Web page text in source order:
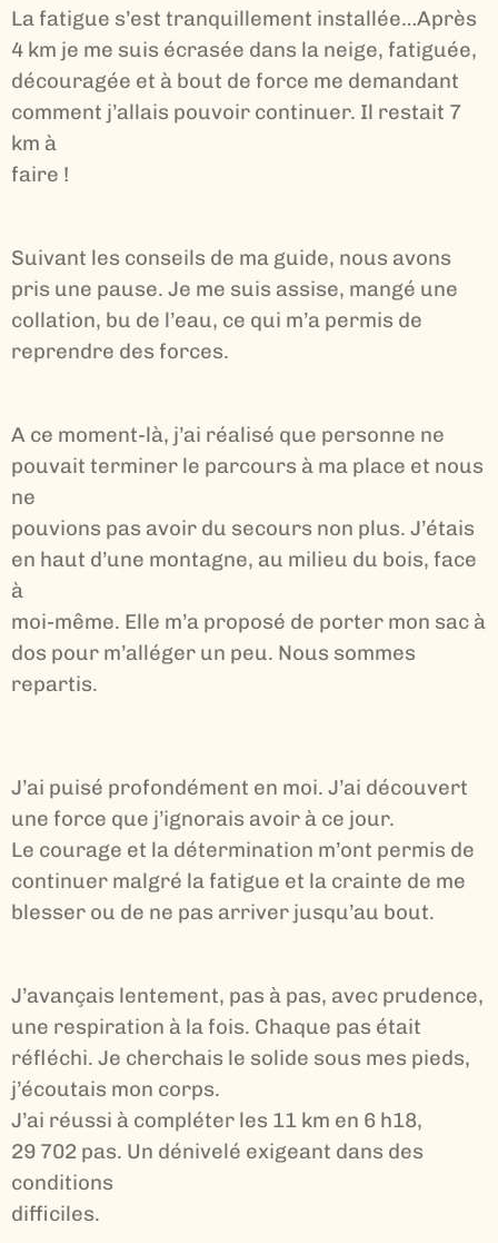
La fatigue s’est tranquillement installée…Après
4 km je me suis écrasée dans la neige, fatiguée,
découragée et à bout de force me demandant
comment j’allais pouvoir continuer. Il restait 7
km à
faire !
Suivant les conseils de ma guide, nous avons
pris une pause. Je me suis assise, mangé une
collation, bu de l’eau, ce qui m’a permis de
reprendre des forces.
A ce moment-là, j’ai réalisé que personne ne
pouvait terminer le parcours à ma place et nous
ne
pouvions pas avoir du secours non plus. J’étais
en haut d’une montagne, au milieu du bois, face
à
moi-même. Elle m’a proposé de porter mon sac à
dos pour m’alléger un peu. Nous sommes
repartis.
J’ai puisé profondément en moi. J’ai découvert
une force que j’ignorais avoir à ce jour.
Le courage et la détermination m’ont permis de
continuer malgré la fatigue et la crainte de me
blesser ou de ne pas arriver jusqu’au bout.
J’avançais lentement, pas à pas, avec prudence,
une respiration à la fois. Chaque pas était
réfléchi. Je cherchais le solide sous mes pieds,
j’écoutais mon corps.
J’ai réussi à compléter les 11 km en 6 h18,
29 702 pas. Un dénivelé exigeant dans des
conditions
difficiles.